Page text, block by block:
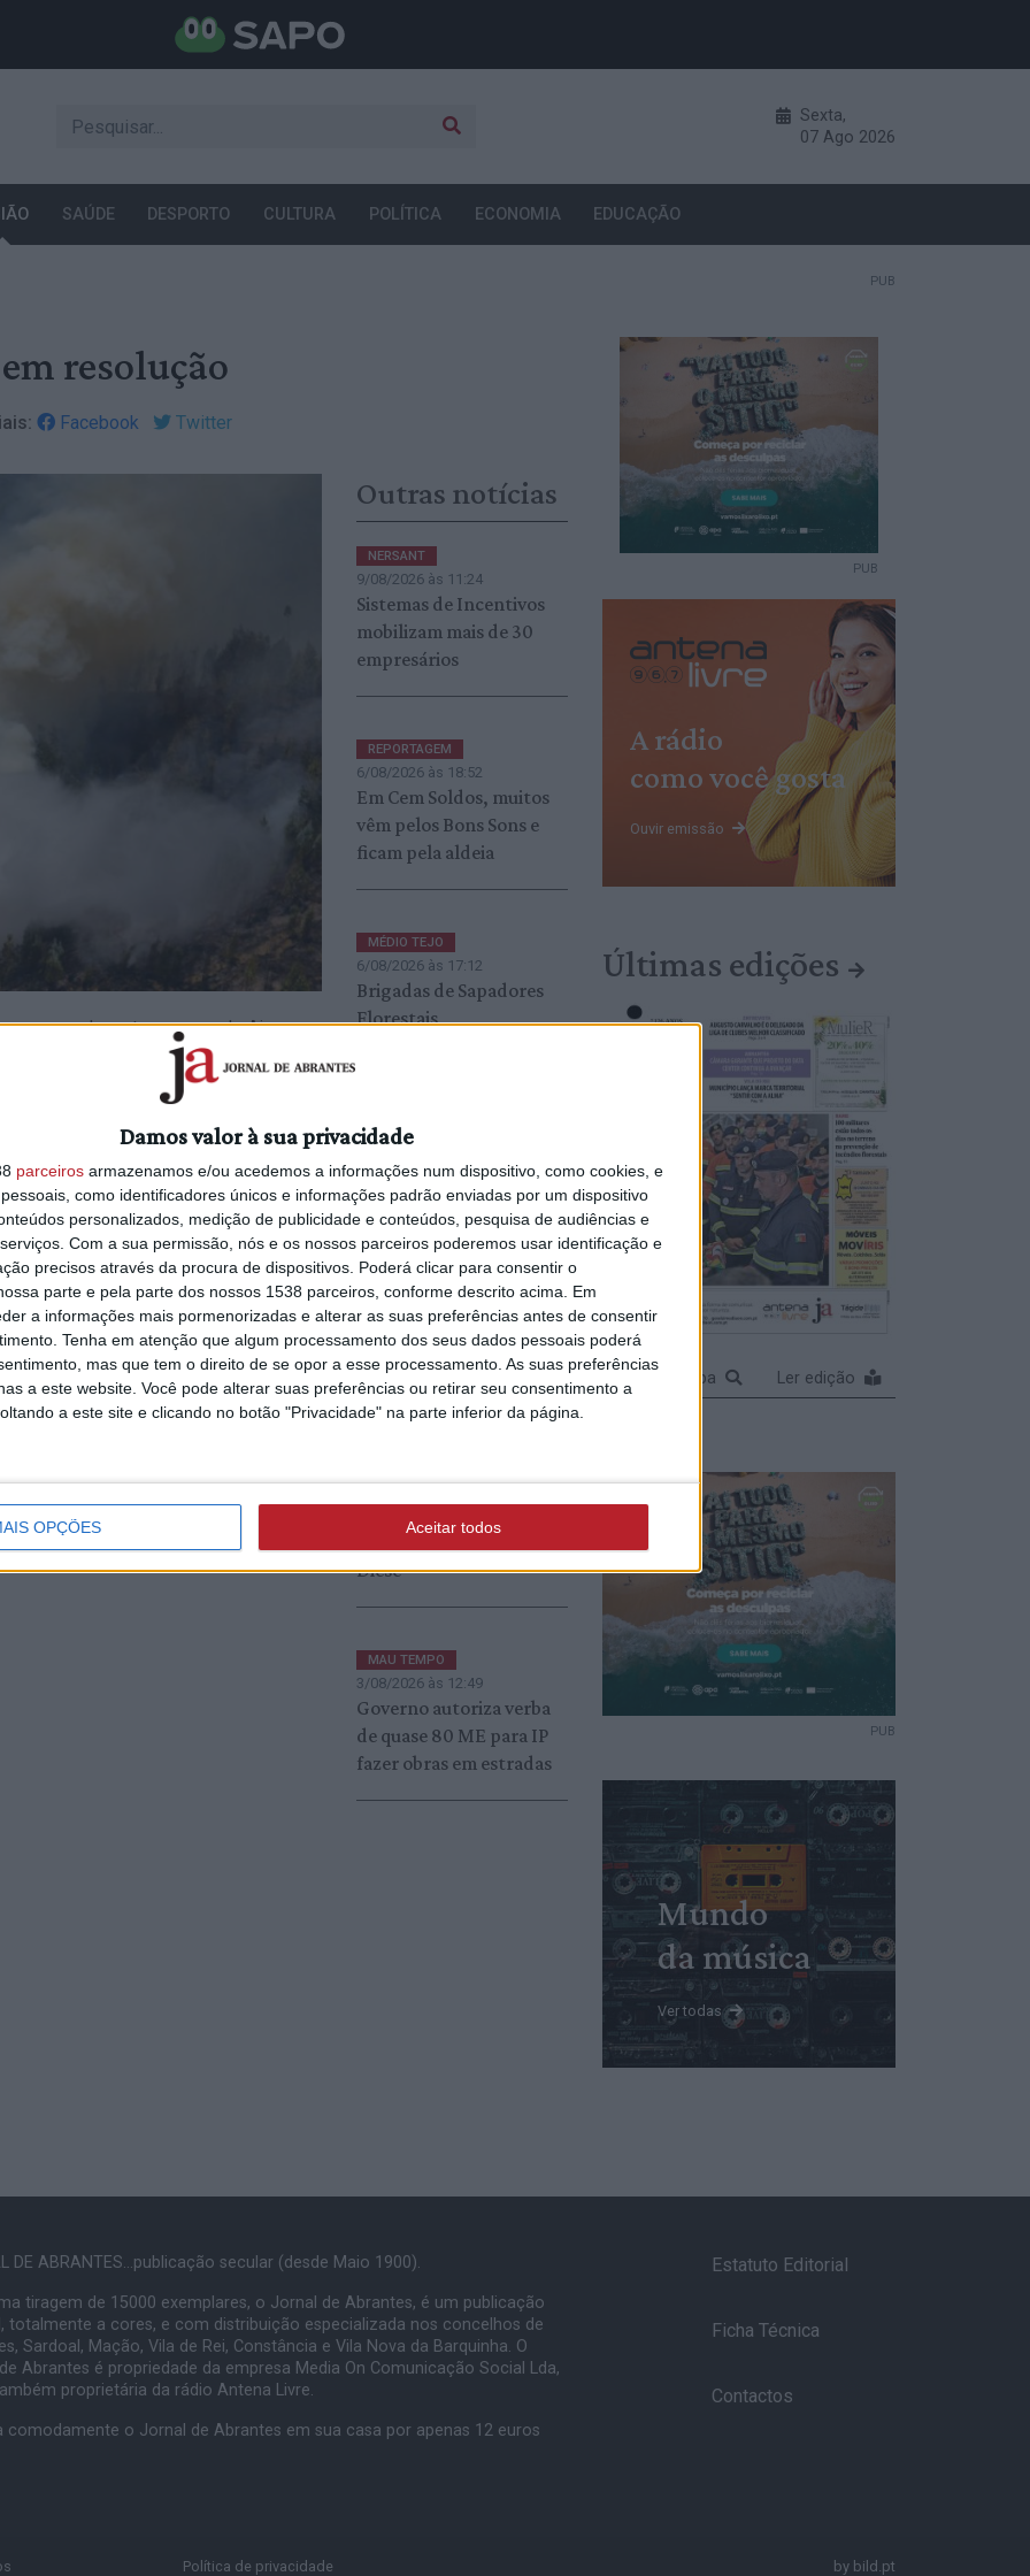
Damos valor à sua privacidade
parceiros armazenamos e/ou acedemos a informações num dispositivo, como cookies, e
como identificadores únicos e informações padrão enviadas por um dispositivo
personalizados, medição de publicidade e conteúdos, pesquisa de audiências e
Com a sua permissão, nós e os nossos parceiros poderemos usar identificação e
precisos através da procura de dispositivos. Poderá clicar para consentir o
parte e pela parte dos nossos 1538 parceiros, conforme descrito acima. Em
a informações mais pormenorizadas e alterar as suas preferências antes de consentir
Tenha em atenção que algum processamento dos seus dados pessoais poderá
mas que tem o direito de se opor a esse processamento. As suas preferências
a este website. Você pode alterar suas preferências ou retirar seu consentimento a
a este site e clicando no botão "Privacidade" na parte inferior da página.
OPÇÕES Aceitar todos
Sexta,
07 Ago 2026
SAÚDE DESPORTO CULTURA POLÍTICA ECONOMIA EDUCAÇÃO
PUB
resolução
Facebook Twitter
zona de mato na serra de Aire, no
das 10:00 de hoje, disse à
Médio Tejo.
de terça-feira numa zona de difíceis
aéreos, que permitiram a
sofreram ferimentos ligeiros e
Santarém, 138 operacionais, apoiados
Outras notícias
NERSANT
9/08/2026 às 11:24
Sistemas de Incentivos
mobilizam mais de 30
empresários
REPORTAGEM
6/08/2026 às 18:52
Em Cem Soldos, muitos
vêm pelos Bons Sons e
ficam pela aldeia
MÉDIO TEJO
6/08/2026 às 17:12
Brigadas de Sapadores
Florestais
na sub-região
CRIMES
5/08/2026 às 19:40
PJ detém suspeito de
extorsão agravada com
arma de fogo em
Santarém
Casa Mendes Gonçalves
Diese
MAU TEMPO
3/08/2026 às 12:49
Governo autoriza verba
de quase 80 ME para IP
fazer obras em estradas
PUB
A rádio
como você gosta
Ouvir emissão
Últimas edições
Ampliar capa Ler edição
PUB
Mundo
da música
Ver todas
DE ABRANTES...publicação secular (desde Maio 1900).
tiragem de 15000 exemplares, o Jornal de Abrantes, é um publicação
totalmente a cores, e com distribuição especializada nos concelhos de
Sardoal, Mação, Vila de Rei, Constância e Vila Nova da Barquinha. O
Abrantes é propriedade da empresa Media On Comunicação Social Lda,
proprietária da rádio Antena Livre.
comodamente o Jornal de Abrantes em sua casa por apenas 12 euros
Estatuto Editorial
Ficha Técnica
Contactos
Política de privacidade by bild.pt